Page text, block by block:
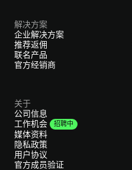
解决方案
企业解决方案
推荐返佣
联名产品
官方经销商
关于
公司信息
工作机会
招聘中
媒体资料
隐私政策
用户协议
官方成员验证